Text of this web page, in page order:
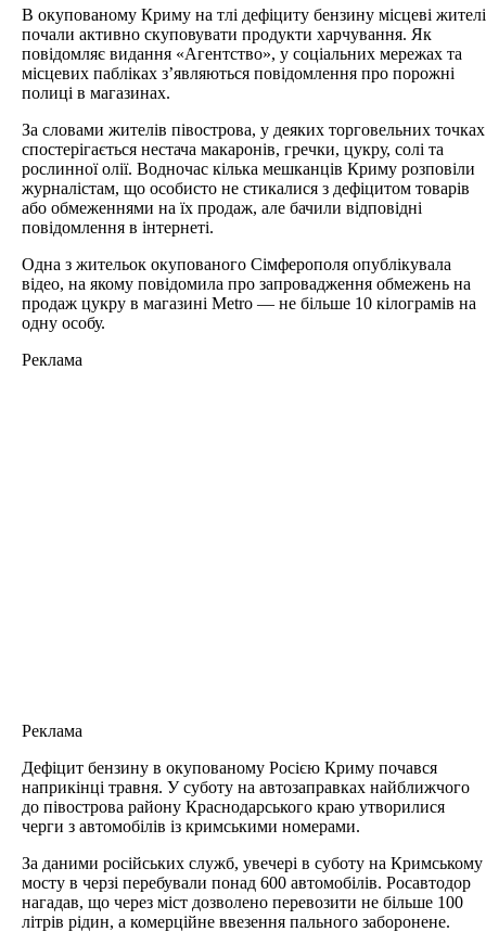
В окупованому Криму на тлі дефіциту бензину місцеві жителі
почали активно скуповувати продукти харчування. Як
повідомляє видання «Агентство», у соціальних мережах та
місцевих пабліках з’являються повідомлення про порожні
полиці в магазинах.
За словами жителів півострова, у деяких торговельних точках
спостерігається нестача макаронів, гречки, цукру, солі та
рослинної олії. Водночас кілька мешканців Криму розповіли
журналістам, що особисто не стикалися з дефіцитом товарів
або обмеженнями на їх продаж, але бачили відповідні
повідомлення в інтернеті.
Одна з жительок окупованого Сімферополя опублікувала
відео, на якому повідомила про запровадження обмежень на
продаж цукру в магазині Metro — не більше 10 кілограмів на
одну особу.
Реклама
Реклама
Дефіцит бензину в окупованому Росією Криму почався
наприкінці травня. У суботу на автозаправках найближчого
до півострова району Краснодарського краю утворилися
черги з автомобілів із кримськими номерами.
За даними російських служб, увечері в суботу на Кримському
мосту в черзі перебували понад 600 автомобілів. Росавтодор
нагадав, що через міст дозволено перевозити не більше 100
літрів рідин, а комерційне ввезення пального заборонене.